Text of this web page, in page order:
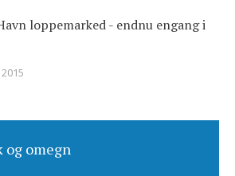
loppemarked - endnu engang i
og omegn